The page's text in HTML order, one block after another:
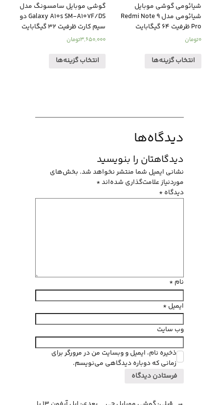
شیائومی گوشی موبایل
شیائومی مدل Redmi Note 9
Pro ظرفیت 64 گیگابایت
0تومان
انتخاب گزینه‌ها
گوشی موبایل سامسونگ مدل
Galaxy A10s SM-A107F/DS دو
سیم کارت ظرفیت 32 گیگابایت
3,650,000تومان
انتخاب گزینه‌ها
دیدگاه‌ها
دیدگاهتان را بنویسید
نشانی ایمیل شما منتشر نخواهد شد. بخش‌های
موردنیاز علامت‌گذاری شده‌اند*
دیدگاه *
نام *
ایمیل *
وب‌ سایت
ذخیره نام، ایمیل و وبسایت من در مرورگر برای
زمانی که دوباره دیدگاهی می‌نویسم.